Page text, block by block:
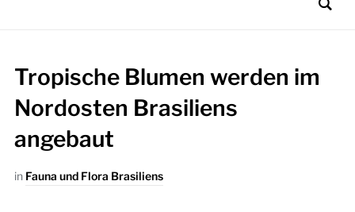
Tropische Blumen werden im
Nordosten Brasiliens
angebaut
in Fauna und Flora Brasiliens